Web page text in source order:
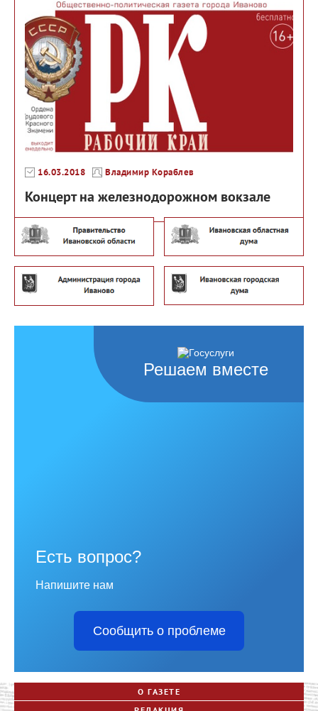
16.03.2018 Владимир Кораблев
Концерт на железнодорожном вокзале
Решаем вместе
Есть вопрос?
Напишите нам
Сообщить о проблеме
О ГАЗЕТЕ